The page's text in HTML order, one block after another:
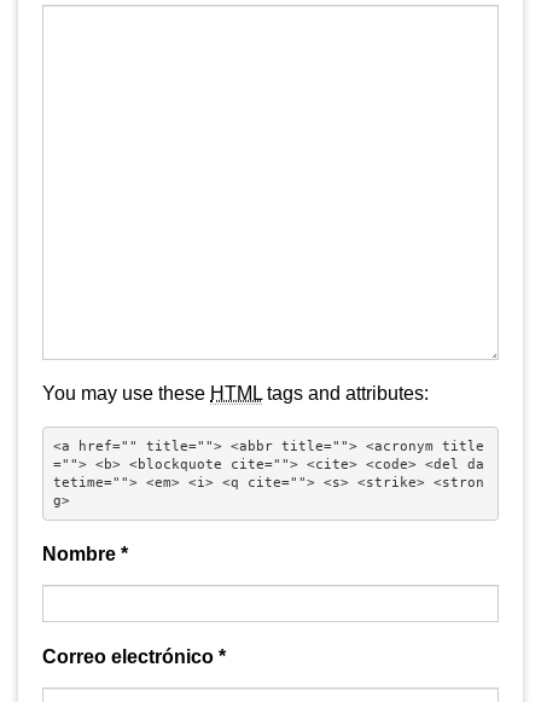
You may use these HTML tags and attributes:
<a href="" title=""> <abbr title=""> <acronym title
=""> <b> <blockquote cite=""> <cite> <code> <del da
tetime=""> <em> <i> <q cite=""> <s> <strike> <stron
g>
Nombre *
Correo electrónico *